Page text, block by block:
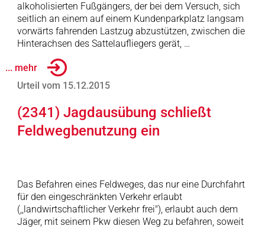
alkoholisierten Fußgängers, der bei dem Versuch, sich
seitlich an einem auf einem Kundenparkplatz langsam
vorwärts fahrenden Lastzug abzustützen, zwischen die
Hinterachsen des Sattelaufliegers gerät, …
... mehr
Urteil vom 15.12.2015
(2341) Jagdausübung schließt
Feldwegbenutzung ein
Das Befahren eines Feldweges, das nur eine Durchfahrt
für den eingeschränkten Verkehr erlaubt
(,,landwirtschaftlicher Verkehr frei"), erlaubt auch dem
Jäger, mit seinem Pkw diesen Weg zu befahren, soweit